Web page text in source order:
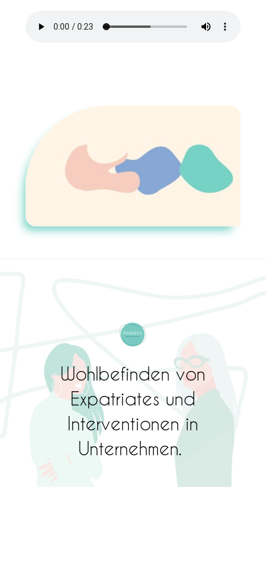
Wohlbefinden von
Expatriates und
Interventionen in
Unternehmen.